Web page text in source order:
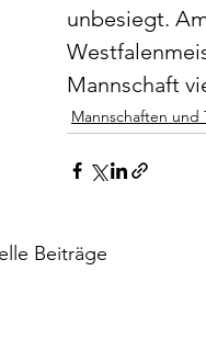
unbesiegt.
Mannschaft
Mannschaften und
Beiträge